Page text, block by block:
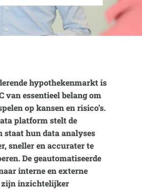
hypothekenmarkt is
van essentieel belang om
op kansen en risico’s.
platform stelt de
staat hun data analyses
sneller en accurater te
De geautomatiseerde
interne en externe
zijn inzichtelijker